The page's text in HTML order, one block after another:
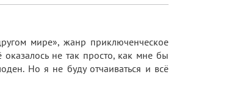
мире», жанр приключенческое
не так просто, как мне бы
Но я не буду отчаиваться и всё